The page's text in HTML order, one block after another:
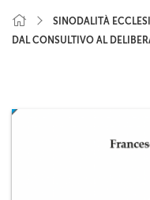
SINODALITÀ
DAL CONSULTIVO AL